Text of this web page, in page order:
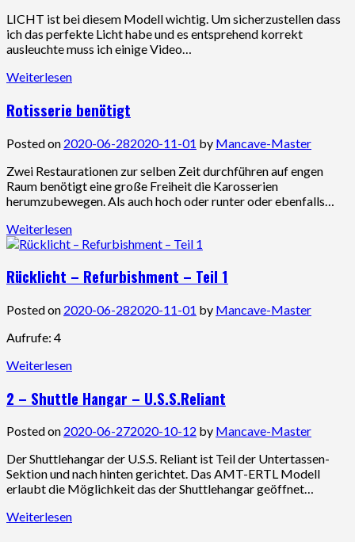
LICHT ist bei diesem Modell wichtig. Um sicherzustellen dass
ich das perfekte Licht habe und es entsprehend korrekt
ausleuchte muss ich einige Video…
Weiterlesen
Rotisserie benötigt
Posted on 2020-06-282020-11-01 by Mancave-Master
Zwei Restaurationen zur selben Zeit durchführen auf engen
Raum benötigt eine große Freiheit die Karosserien
herumzubewegen. Als auch hoch oder runter oder ebenfalls…
Weiterlesen
Rücklicht – Refurbishment – Teil 1
Posted on 2020-06-282020-11-01 by Mancave-Master
Aufrufe: 4
Weiterlesen
2 – Shuttle Hangar – U.S.S.Reliant
Posted on 2020-06-272020-10-12 by Mancave-Master
Der Shuttlehangar der U.S.S. Reliant ist Teil der Untertassen-
Sektion und nach hinten gerichtet. Das AMT-ERTL Modell
erlaubt die Möglichkeit das der Shuttlehangar geöffnet…
Weiterlesen